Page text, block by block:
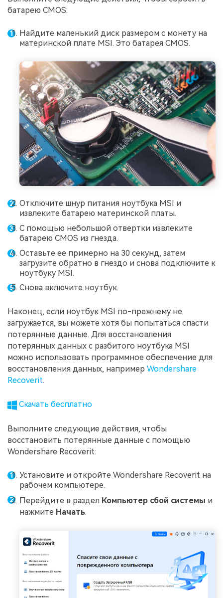
батарею CMOS:
Найдите маленький диск размером с монету на
материнской плате MSI. Это батарея CMOS.
Отключите шнур питания ноутбука MSI и
извлеките батарею материнской платы.
С помощью небольшой отвертки извлеките
батарею CMOS из гнезда.
Оставьте ее примерно на 30 секунд, затем
загрузите обратно в гнездо и снова подключите к
ноутбуку MSI.
Снова включите ноутбук.
Наконец, если ноутбук MSI по-прежнему не
загружается, вы можете хотя бы попытаться спасти
потерянные данные. Для восстановления
потерянных данных с разбитого ноутбука MSI
можно использовать программное обеспечение для
восстановления данных, например Wondershare
Recoverit.
Скачать бесплатно
Выполните следующие действия, чтобы
восстановить потерянные данные с помощью
Wondershare Recoverit:
Установите и откройте Wondershare Recoverit на
рабочем компьютере.
Перейдите в раздел Компьютер сбой системы и
нажмите Начать.